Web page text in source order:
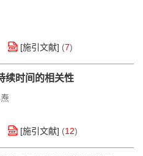
[施引文献] (7)
续时间的相关性
[施引文献] (12)